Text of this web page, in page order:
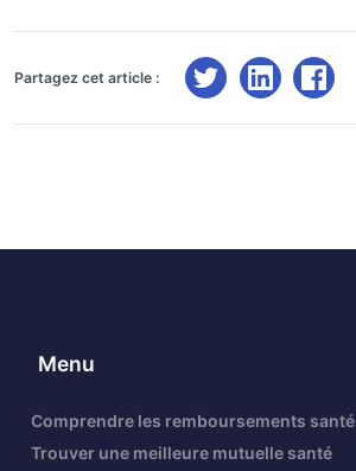
Partagez cet article :
Menu
Comprendre les remboursements santé
Trouver une meilleure mutuelle santé